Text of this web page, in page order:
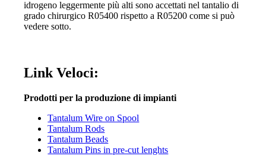
idrogeno leggermente più alti sono accettati nel tantalio di
grado chirurgico R05400 rispetto a R05200 come si può
vedere sotto.
Link Veloci:
Prodotti per la produzione di impianti
Tantalum Wire on Spool
Tantalum Rods
Tantalum Beads
Tantalum Pins in pre-cut lenghts